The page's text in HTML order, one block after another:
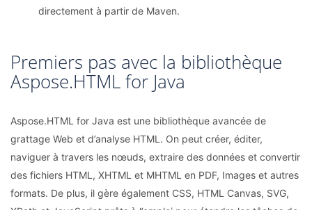
directement à partir de Maven.
Premiers pas avec la bibliothèque
Aspose.HTML for Java
Aspose.HTML for Java est une bibliothèque avancée de
grattage Web et d’analyse HTML. On peut créer, éditer,
naviguer à travers les nœuds, extraire des données et convertir
des fichiers HTML, XHTML et MHTML en PDF, Images et autres
formats. De plus, il gère également CSS, HTML Canvas, SVG,